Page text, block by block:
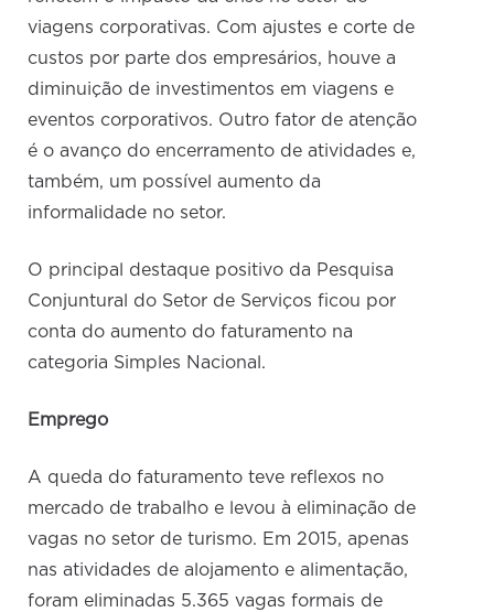
viagens corporativas. Com ajustes e corte de
custos por parte dos empresários, houve a
diminuição de investimentos em viagens e
eventos corporativos. Outro fator de atenção
é o avanço do encerramento de atividades e,
também, um possível aumento da
informalidade no setor.
O principal destaque positivo da Pesquisa
Conjuntural do Setor de Serviços ficou por
conta do aumento do faturamento na
categoria Simples Nacional.
Emprego
A queda do faturamento teve reflexos no
mercado de trabalho e levou à eliminação de
vagas no setor de turismo. Em 2015, apenas
nas atividades de alojamento e alimentação,
foram eliminadas 5.365 vagas formais de